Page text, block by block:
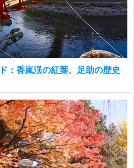
：香嵐渓の紅葉、足助の歴史